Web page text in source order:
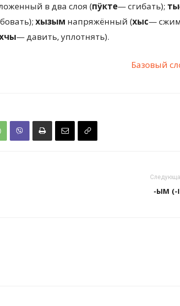
в два слоя (пӱкте— сгибать);
хызым напряжённый (хыс—
— да­вить, уплотнять).
Базовый
-ЫМ (-